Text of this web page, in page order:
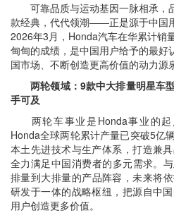
可靠品质与运动基因一脉相承，
款经典，代代领潮——正是源于中国
2026年3月，Honda汽车在华累计销
甸甸的成绩，是中国用户给予的最好
国市场、不断创造更高价值的动力源
两轮领域：9款中大排量明星车
手可及
两轮车事业是Honda事业的起
Honda全球两轮累计产量已突破5亿
本土先进技术与生产体系，打造兼
全力满足中国消费者的多元需求。
排量到大排量的产品阵容，未来将
研发于一体的战略枢纽，把源自中
用户创造更多价值。